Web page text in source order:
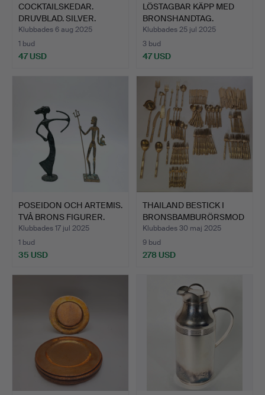
COCKTAILSKEDAR.
DRUVBLAD. SILVER.
Klubbades 6 aug 2025
1 bud
47 USD
LÖSTAGBAR KÄPP MED
BRONSHANDTAG.
Klubbades 25 jul 2025
3 bud
47 USD
POSEIDON OCH ARTEMIS.
TVÅ BRONS FIGURER.
Klubbades 17 jul 2025
1 bud
35 USD
THAILAND BESTICK I
BRONSBAMBURÖRSMOD
ELL.
Klubbades 30 maj 2025
9 bud
278 USD